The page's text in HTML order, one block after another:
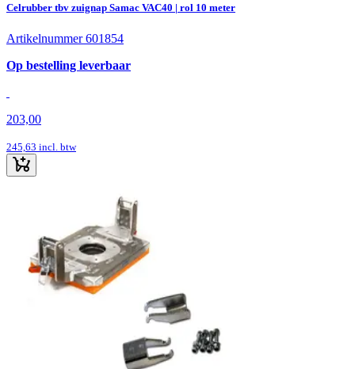
Celrubber tbv zuignap Samac VAC40 | rol 10 meter
Artikelnummer 601854
Op bestelling leverbaar
203,00
245,63 incl. btw